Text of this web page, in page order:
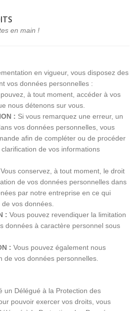
en main !
en vigueur, vous disposez des
vos données personnelles :
à tout moment, accéder à vos
nous détenons sur vous.
: Si vous remarquez une erreur, un
vos données personnelles, vous
afin de compléter ou de procéder
de vos informations
Vous conservez, à tout moment, le droit
de vos données personnelles dans
par notre entreprise en ce qui
vos données.
: Vous pouvez revendiquer la limitation
données à caractère personnel sous
: Vous pouvez également nous
de vos données personnelles.
un Délégué à la Protection des
pouvoir exercer vos droits, vous